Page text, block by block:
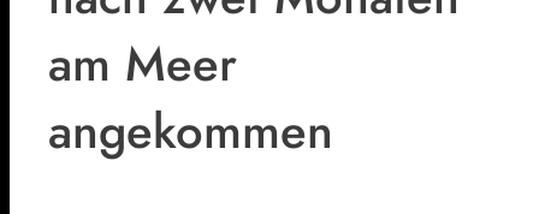
am Meer
angekommen